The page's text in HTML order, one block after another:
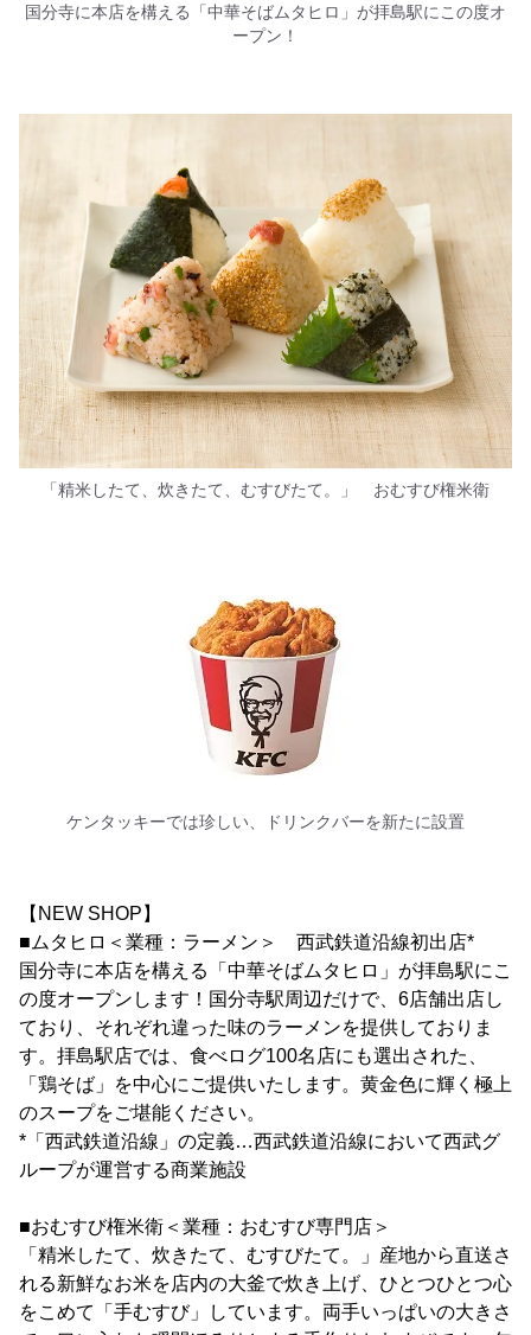
国分寺に本店を構える「中華そばムタヒロ」が拝島駅にこの度オ
ープン！
「精米したて、炊きたて、むすびたて。」 おむすび権米衛
ケンタッキーでは珍しい、ドリンクバーを新たに設置
【NEW SHOP】
■ムタヒロ＜業種：ラーメン＞ 西武鉄道沿線初出店*
国分寺に本店を構える「中華そばムタヒロ」が拝島駅にこ
の度オープンします！国分寺駅周辺だけで、6店舗出店し
ており、それぞれ違った味のラーメンを提供しておりま
す。拝島駅店では、食べログ100名店にも選出された、
「鶏そば」を中心にご提供いたします。黄金色に輝く極上
のスープをご堪能ください。
*「西武鉄道沿線」の定義…西武鉄道沿線において西武グ
ループが運営する商業施設
■おむすび権米衛＜業種：おむすび専門店＞
「精米したて、炊きたて、むすびたて。」産地から直送さ
れる新鮮なお米を店内の大釜で炊き上げ、ひとつひとつ心
をこめて「手むすび」しています。両手いっぱいの大きさ